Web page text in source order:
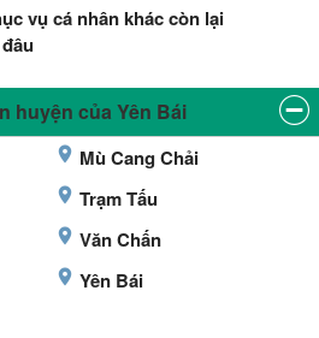
vụ cá nhân khác còn lại
huyện của Yên Bái
Mù Cang Chải
Trạm Tấu
Văn Chấn
Yên Bái